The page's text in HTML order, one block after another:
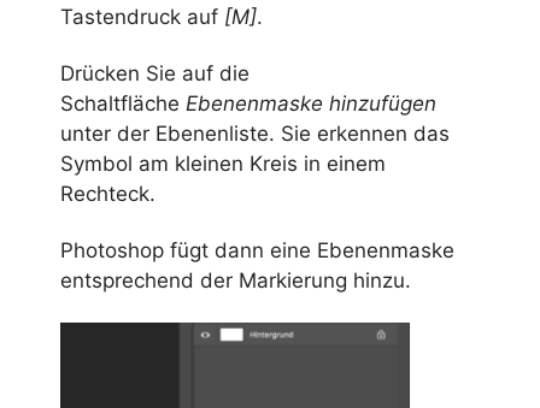
Tastendruck auf [M].
Drücken Sie auf die
Schaltfläche Ebenenmaske hinzufügen
unter der Ebenenliste. Sie erkennen das
Symbol am kleinen Kreis in einem
Rechteck.
Photoshop fügt dann eine Ebenenmaske
entsprechend der Markierung hinzu.